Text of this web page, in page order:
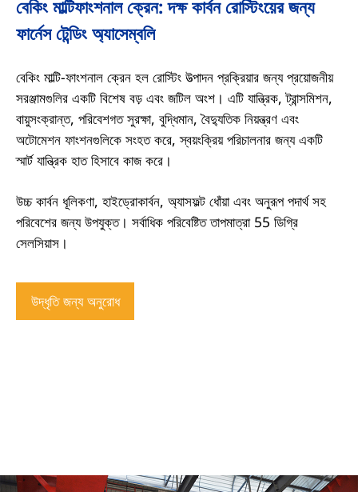
বেকিং মাল্টিফাংশনাল ক্রেন: দক্ষ কার্বন রোস্টিংয়ের জন্য
ফার্নেস টেন্ডিং অ্যাসেম্বলি
বেকিং মাল্টি-ফাংশনাল ক্রেন হল রোস্টিং উত্পাদন প্রক্রিয়ার জন্য প্রয়োজনীয়
সরঞ্জামগুলির একটি বিশেষ বড় এবং জটিল অংশ। এটি যান্ত্রিক, ট্রান্সমিশন,
বায়ুসংক্রান্ত, পরিবেশগত সুরক্ষা, বুদ্ধিমান, বৈদ্যুতিক নিয়ন্ত্রণ এবং
অটোমেশন ফাংশনগুলিকে সংহত করে, স্বয়ংক্রিয় পরিচালনার জন্য একটি
স্মার্ট যান্ত্রিক হাত হিসাবে কাজ করে।
উচ্চ কার্বন ধূলিকণা, হাইড্রোকার্বন, অ্যাসফল্ট ধোঁয়া এবং অনুরূপ পদার্থ সহ
পরিবেশের জন্য উপযুক্ত। সর্বাধিক পরিবেষ্টিত তাপমাত্রা 55 ডিগ্রি
সেলসিয়াস।
উদ্ধৃতি জন্য অনুরোধ